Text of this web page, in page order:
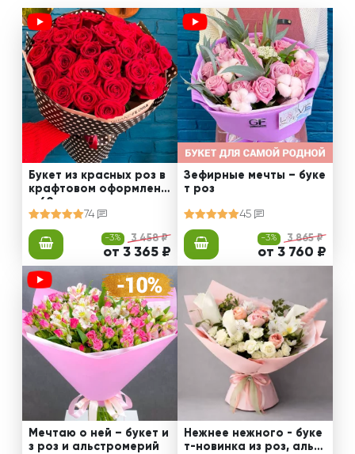
Букет из красных роз в
крафтовом оформлени
и 60 см
74
-3% 3 458 ₽
от 3 365 ₽
Зефирные мечты – буке
т роз
45
-3% 3 865 ₽
от 3 760 ₽
Мечтаю о ней – букет и
з роз и альстромерий
Нежнее нежного - буке
т-новинка из роз, альст